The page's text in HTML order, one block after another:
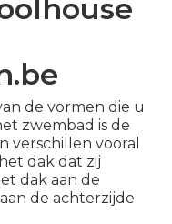
de vormen die u
zwembad is de
verschillen vooral
dak dat zij
dak aan de
de achterzijde